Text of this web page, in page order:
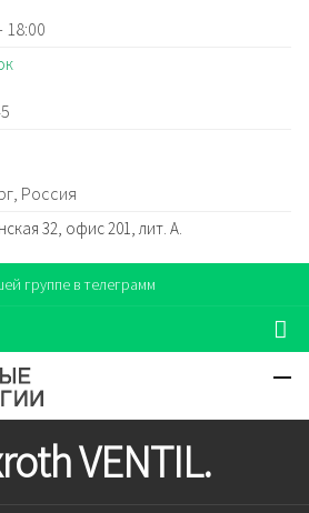
Россия
32, офис 201, лит. А.
группе в телеграмм
VENTIL.